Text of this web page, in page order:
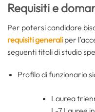
Requisiti e
Per potersi candidare
requisiti generali per
seguenti titoli di studio
Profilo di funzionario
Laurea